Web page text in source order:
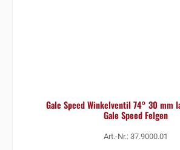
Gale Speed Winkelventil 74° 30 mm
Gale Speed Felgen
Art.-Nr.: 37.9000.01